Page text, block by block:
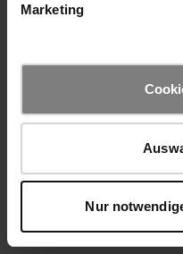
Marketing
Nur